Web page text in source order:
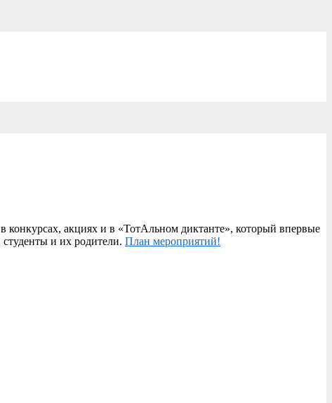
акциях и в «ТотАльном диктанте», который впервые
и их родители. План мероприятий!